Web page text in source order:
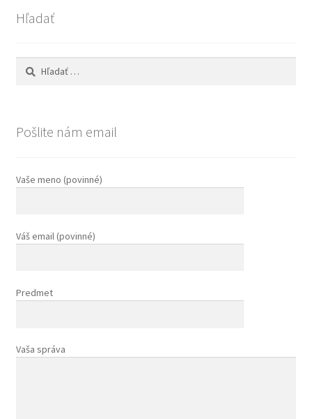
Hľadať
Hľadať:
Pošlite nám email
Vaše meno (povinné)
Váš email (povinné)
Predmet
Vaša správa